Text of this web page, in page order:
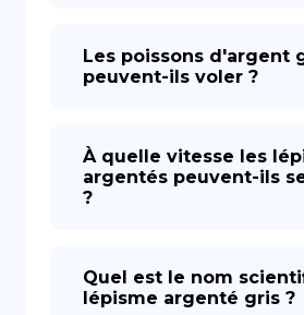
Les poissons d'argent
peuvent-ils voler ?
À quelle vitesse les
argentés peuvent-ils
?
Quel est le nom
lépisme argenté gris ?